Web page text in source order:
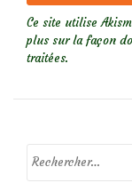
Ce site utilise
plus sur la façon
traitées.